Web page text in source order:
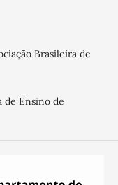
Brasileira de
de Ensino de